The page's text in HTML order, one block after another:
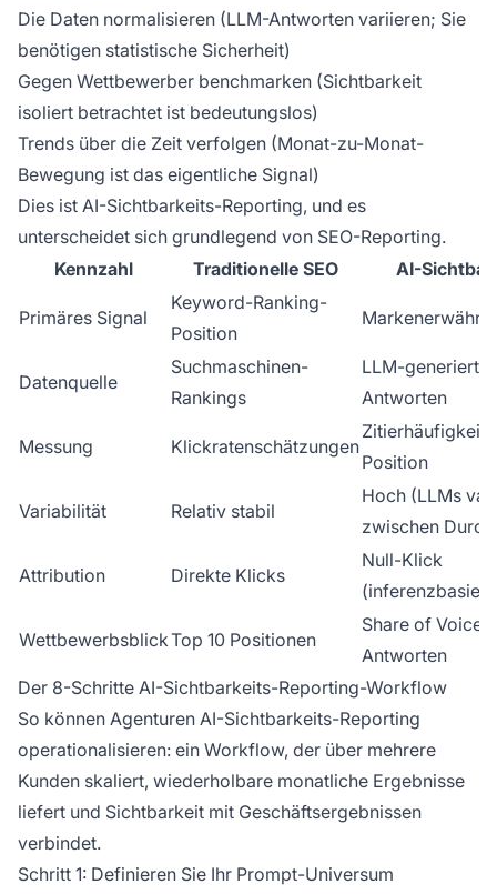
Die Daten normalisieren (LLM-Antworten variieren; Sie
benötigen statistische Sicherheit)
Gegen Wettbewerber benchmarken (Sichtbarkeit
isoliert betrachtet ist bedeutungslos)
Trends über die Zeit verfolgen (Monat-zu-Monat-
Bewegung ist das eigentliche Signal)
Dies ist AI-Sichtbarkeits-Reporting, und es
unterscheidet sich grundlegend von SEO-Reporting.
Kennzahl
Traditionelle SEO AI-
Primäres Signal
Keyword-Ranking-
Position
Datenquelle
Suchmaschinen-
Rankings
LLM-generierte
Antworten
Messung Klickratenschätzungen
Zitierhäufigkeit
Position
Variabilität Relativ stabil
Hoch (LLMs
zwischen
Attribution Direkte Klicks
Null-Klick
WettbewerbsblickTop 10 Positionen
Share of Voice
Antworten
Der 8-Schritte AI-Sichtbarkeits-Reporting-Workflow
So können Agenturen AI-Sichtbarkeits-Reporting
operationalisieren: ein Workflow, der über mehrere
Kunden skaliert, wiederholbare monatliche Ergebnisse
liefert und Sichtbarkeit mit Geschäftsergebnissen
verbindet.
Schritt 1: Definieren Sie Ihr Prompt-Universum